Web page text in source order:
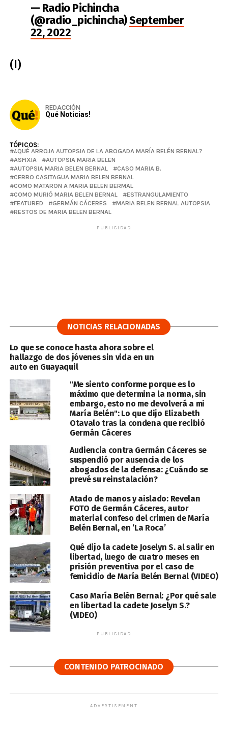
— Radio Pichincha
(@radio_pichincha)September
22, 2022
(I)
REDACCIÓN
Qué Noticias!
TÓPICOS:
¿QUÉ ARROJA AUTOPSIA DE LA ABOGADA MARÍA BELÉN BERNAL?
ASFIXIA
AUTOPSIA MARIA BELEN
AUTOPSIA MARIA BELEN BERNAL
CASO MARIA B.
CERRO CASITAGUA MARIA BELEN BERNAL
COMO MATARON A MARIA BELEN BERMAL
COMO MURIÓ MARIA BELEN BERNAL
ESTRANGULAMIENTO
FEATURED
GERMÁN CÁCERES
MARIA BELEN BERNAL AUTOPSIA
RESTOS DE MARIA BELEN BERNAL
PUBLICIDAD
NOTICIAS RELACIONADAS
Lo que se conoce hasta ahora sobre el
hallazgo de dos jóvenes sin vida en un
auto en Guayaquil
"Me siento conforme porque es lo
máximo que determina la norma, sin
embargo, esto no me devolverá a mi
María Belén": Lo que dijo Elizabeth
Otavalo tras la condena que recibió
Germán Cáceres
Audiencia contra Germán Cáceres se
suspendió por ausencia de los
abogados de la defensa: ¿Cuándo se
prevé su reinstalación?
Atado de manos y aislado: Revelan
FOTO de Germán Cáceres, autor
material confeso del crimen de María
Belén Bernal, en ‘La Roca’
Qué dijo la cadete Joselyn S. al salir en
libertad, luego de cuatro meses en
prisión preventiva por el caso de
femicidio de María Belén Bernal (VIDEO)
Caso María Belén Bernal: ¿Por qué sale
en libertad la cadete Joselyn S.?
(VIDEO)
PUBLICIDAD
CONTENIDO PATROCINADO
ADVERTISEMENT